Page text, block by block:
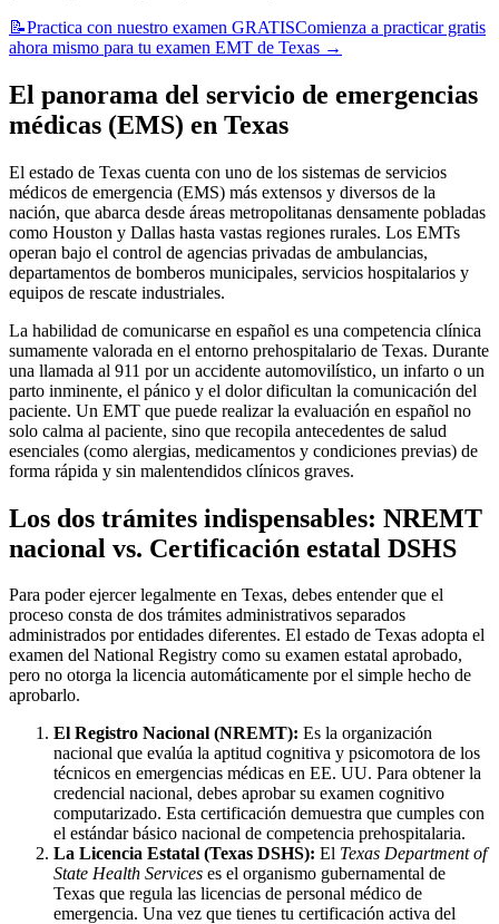
📝Practica con nuestro examen GRATISComienza a practicar gratis
ahora mismo para tu examen EMT de Texas →
El panorama del servicio de emergencias
médicas (EMS) en Texas
El estado de Texas cuenta con uno de los sistemas de servicios
médicos de emergencia (EMS) más extensos y diversos de la
nación, que abarca desde áreas metropolitanas densamente pobladas
como Houston y Dallas hasta vastas regiones rurales. Los EMTs
operan bajo el control de agencias privadas de ambulancias,
departamentos de bomberos municipales, servicios hospitalarios y
equipos de rescate industriales.
La habilidad de comunicarse en español es una competencia clínica
sumamente valorada en el entorno prehospitalario de Texas. Durante
una llamada al 911 por un accidente automovilístico, un infarto o un
parto inminente, el pánico y el dolor dificultan la comunicación del
paciente. Un EMT que puede realizar la evaluación en español no
solo calma al paciente, sino que recopila antecedentes de salud
esenciales (como alergias, medicamentos y condiciones previas) de
forma rápida y sin malentendidos clínicos graves.
Los dos trámites indispensables: NREMT
nacional vs. Certificación estatal DSHS
Para poder ejercer legalmente en Texas, debes entender que el
proceso consta de dos trámites administrativos separados
administrados por entidades diferentes. El estado de Texas adopta el
examen del National Registry como su examen estatal aprobado,
pero no otorga la licencia automáticamente por el simple hecho de
aprobarlo.
El Registro Nacional (NREMT): Es la organización
nacional que evalúa la aptitud cognitiva y psicomotora de los
técnicos en emergencias médicas en EE. UU. Para obtener la
credencial nacional, debes aprobar su examen cognitivo
computarizado. Esta certificación demuestra que cumples con
el estándar básico nacional de competencia prehospitalaria.
La Licencia Estatal (Texas DSHS): El Texas Department of
State Health Services es el organismo gubernamental de
Texas que regula las licencias de personal médico de
emergencia. Una vez que tienes tu certificación activa del